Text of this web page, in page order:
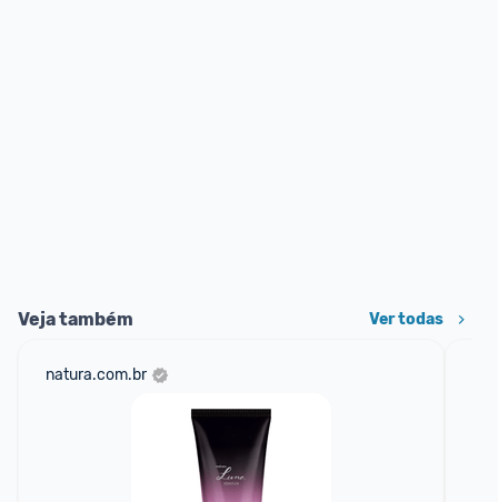
Veja também Ver todas
natura.com.br